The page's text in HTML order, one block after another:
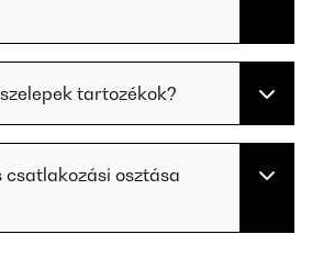
tartozékok?
csatlakozási osztása